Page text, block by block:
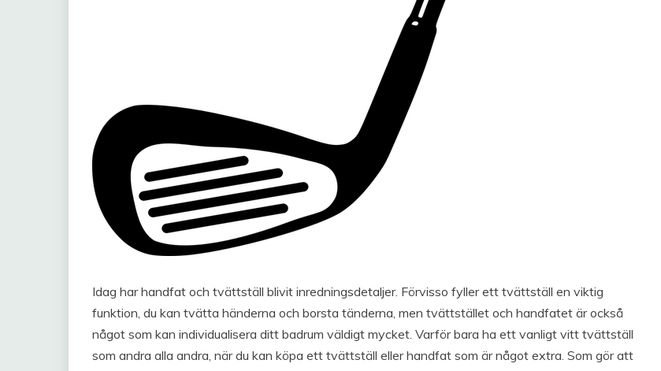
Idag har handfat och tvättställ blivit inredningsdetaljer. Förvisso fyller ett tvättställ en viktig
funktion, du kan tvätta händerna och borsta tänderna, men tvättstället och handfatet är också
något som kan individualisera ditt badrum väldigt mycket. Varför bara ha ett vanligt vitt tvättställ
som andra alla andra, när du kan köpa ett tvättställ eller handfat som är något extra. Som gör att